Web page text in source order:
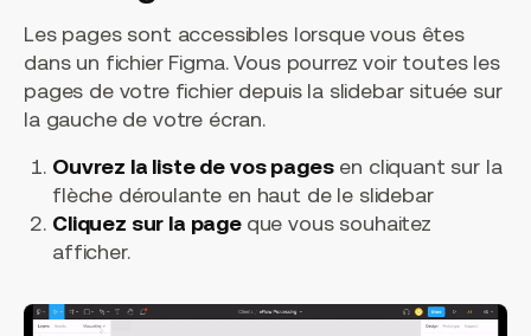
Les pages sont accessibles lorsque vous êtes
dans un fichier Figma. Vous pourrez voir toutes les
pages de votre fichier depuis la slidebar située sur
la gauche de votre écran.
Ouvrez la liste de vos pagesen cliquant sur la
flèche déroulante en haut de le slidebar
Cliquez sur la page que vous souhaitez
afficher.